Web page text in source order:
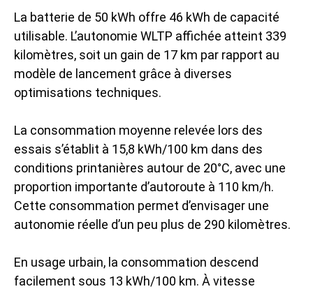
La batterie de 50 kWh offre 46 kWh de capacité
utilisable. L’autonomie WLTP affichée atteint 339
kilomètres, soit un gain de 17 km par rapport au
modèle de lancement grâce à diverses
optimisations techniques.
La consommation moyenne relevée lors des
essais s’établit à 15,8 kWh/100 km dans des
conditions printanières autour de 20°C, avec une
proportion importante d’autoroute à 110 km/h.
Cette consommation permet d’envisager une
autonomie réelle d’un peu plus de 290 kilomètres.
En usage urbain, la consommation descend
facilement sous 13 kWh/100 km. À vitesse